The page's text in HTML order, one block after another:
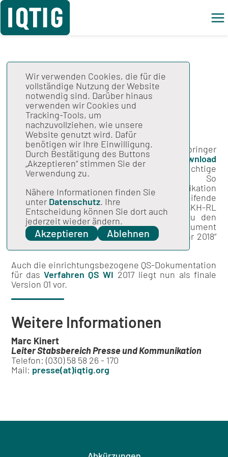
Neue QS-
Basisspezifikation
veröffentlicht
Die QS-Basisspezifikation für Leistungserbringer
2018 ist online. Neben einem kompletten
Download
hat das IQTIG weitere wichtige
Nutzerinformationen zusammengestellt. So
beinhaltet die vorliegende Spezifikation
modulspezifische und modulübergreifende
Änderungen an den QS-Verfahren gemäß QSKH-RL
und Qesü-RL. Detaillierte Informationen zu den
vorgenommenen Änderungen sind dem Dokument
„Neues in der Spezifikation – Erfassungsjahr 2018“
Auch die einrichtungsbezogene QS-Dokumentation
für dasVerfahren QS WI 2017 liegt nun als finale
Version 01 vor.
Weitere Informationen
Marc Kinert
Leiter Stabsbereich Presse und Kommunikation
Telefon: (030) 58 58 26 - 170
Mail: presse(at)iqtig.org
Wir verwenden Cookies, die für die
vollständige Nutzung der Website
notwendig sind. Darüber hinaus
verwenden wir Cookies und
Tracking-Tools, um
nachzuvollziehen, wie unsere
Website genutzt wird. Dafür
benötigen wir Ihre Einwilligung.
Durch Bestätigung des Buttons
„Akzeptieren“ stimmen Sie der
Verwendung zu.
Nähere Informationen finden Sie
unter Datenschutz. Ihre
Entscheidung können Sie dort auch
jederzeit wieder ändern.
Akzeptieren Ablehnen